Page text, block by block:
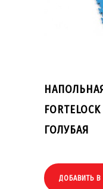
ГОЛУБАЯ
ДОБАВИТЬ В